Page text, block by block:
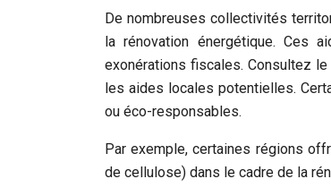
De nombreuses collectivités
la rénovation énergétique. Ces
exonérations fiscales. Consultez
les aides locales potentielles.
ou éco-responsables.
Par exemple, certaines régions
de cellulose) dans le cadre de la